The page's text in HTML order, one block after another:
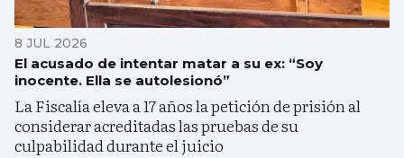
8 JUL 2026
El acusado de intentar matar a su ex: “Soy
inocente. Ella se autolesionó”
La Fiscalía eleva a 17 años la petición de prisión al
considerar acreditadas las pruebas de su
culpabilidad durante el juicio